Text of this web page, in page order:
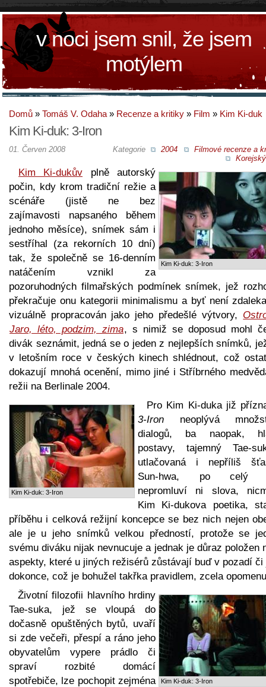
v noci jsem snil, že jsem
motýlem
Domů » Tomáš V. Odaha » Recenze a kritiky » Film » Kim Ki-duk
Kim Ki-duk: 3-Iron
Kategorie 2004
Filmové recenze a
01. Červen 2008
Kim Ki-duk: 3-Iron
Kim Ki-dukův plně autorský
počin, kdy krom tradiční režie a
scénáře (jistě ne bez
zajímavosti napsaného během
jednoho měsíce), snímek sám i
sestříhal (za rekorních 10 dní)
tak, že společně se 16-denním
natáčením vznikl za
pozoruhodných filmařských podmínek snímek, jež
překračuje onu kategorii minimalismu a byť není
vizuálně propracován jako jeho předešlé výtvory,
Jaro, léto, podzim, zima, s nimiž se doposud mohl
divák seznámit, jedná se o jeden z nejlepších snímků,
v letošním roce v českých kinech shlédnout, což
dokazují mnohá ocenění, mimo jiné i Stříbrného
režii na Berlinale 2004.
Kim Ki-duk: 3-Iron
Pro Kim Ki-duka již
3-Iron neoplývá
dialogů, ba naopak,
postavy, tajemný Tae-
utlačovaná i nepříliš
Sun-hwa, po celý
nepromluví ni slova,
Kim Ki-dukova poetika,
příběhu i celková režijní koncepce se bez nich nejen
ale je u jeho snímků velkou předností, protože se
svému diváku nijak nevnucuje a jednak je důraz položen
aspekty, které u jiných režisérů zůstávají buď v pozadí či
dokonce, což je bohužel takřka pravidlem, zcela
Kim Ki-duk: 3-Iron
Životní filozofii hlavního hrdiny
Tae-suka, jež se vloupá do
dočasně opuštěných bytů, uvaří
si zde večeři, přespí a ráno jeho
obyvatelům vypere prádlo či
spraví rozbité domácí
spotřebiče, lze pochopit zejména